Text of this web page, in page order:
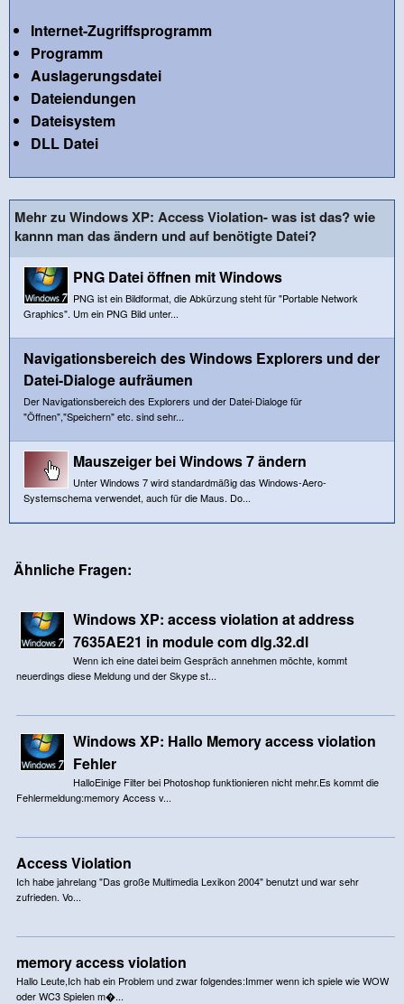
Internet-Zugriffsprogramm
Programm
Auslagerungsdatei
Dateiendungen
Dateisystem
DLL Datei
Mehr zu Windows XP: Access Violation- was ist das? wie
kannn man das ändern und auf benötigte Datei?
PNG Datei öffnen mit Windows
PNG ist ein Bildformat, die Abkürzung steht für "Portable Network
Graphics". Um ein PNG Bild unter...
Navigationsbereich des Windows Explorers und der
Datei-Dialoge aufräumen
Der Navigationsbereich des Explorers und der Datei-Dialoge für
"Öffnen","Speichern" etc. sind sehr...
Mauszeiger bei Windows 7 ändern
Unter Windows 7 wird standardmäßig das Windows-Aero-
Systemschema verwendet, auch für die Maus. Do...
Ähnliche Fragen:
Windows XP: access violation at address
7635AE21 in module com dlg.32.dl
Wenn ich eine datei beim Gespräch annehmen möchte, kommt
neuerdings diese Meldung und der Skype st...
Windows XP: Hallo Memory access violation
Fehler
HalloEinige Filter bei Photoshop funktionieren nicht mehr.Es kommt die
Fehlermeldung:memory Access v...
Access Violation
Ich habe jahrelang "Das große Multimedia Lexikon 2004" benutzt und war sehr
zufrieden. Vo...
memory access violation
Hallo Leute,Ich hab ein Problem und zwar folgendes:Immer wenn ich spiele wie WOW
oder WC3 Spielen m�...